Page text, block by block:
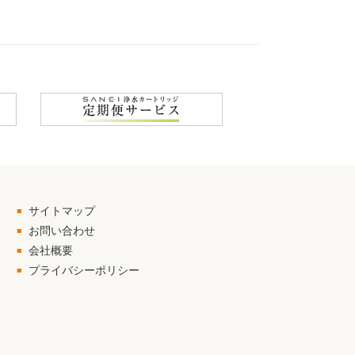
サイトマップ
お問い合わせ
会社概要
プライバシーポリシー